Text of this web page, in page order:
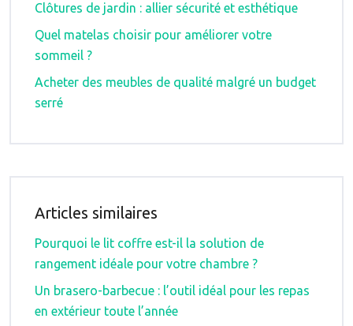
Clôtures de jardin : allier sécurité et esthétique
Quel matelas choisir pour améliorer votre
sommeil ?
Acheter des meubles de qualité malgré un budget
serré
Articles similaires
Pourquoi le lit coffre est-il la solution de
rangement idéale pour votre chambre ?
Un brasero-barbecue : l’outil idéal pour les repas
en extérieur toute l’année